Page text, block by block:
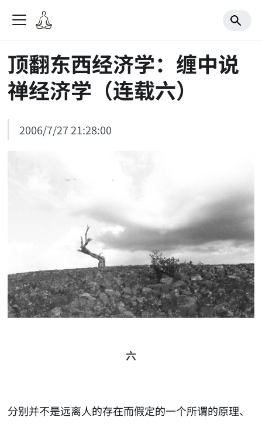
顶翻东西经济学：缠中说
禅经济学（连载六）
2006/7/27 21:28:00
六
分别并不是远离人的存在而假定的一个所谓的原理、